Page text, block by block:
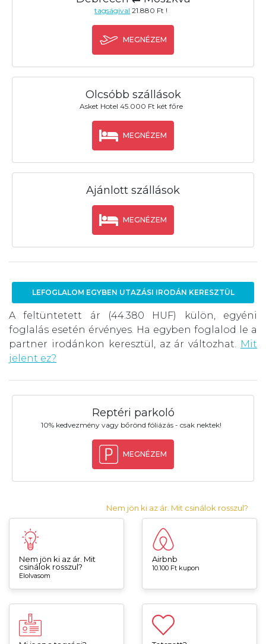
tagságival 21.880 Ft !
MEGNÉZEM
Olcsóbb szállások
Asket Hotel 45.000 Ft két főre
MEGNÉZEM
Ajánlott szállások
MEGNÉZEM
LEFOGLALOM EGYBEN UTAZÁSI IRODÁN KERESZTÜL
A feltüntetett ár (44.380 HUF) külön, egyéni
foglalás esetén érvényes. Ha egyben foglalod le a
partner irodánkon keresztül, az ár változhat. Mit
jelent ez?
Reptéri parkoló
10% kedvezmény vagy bőrönd fóliázás - csak nektek!
MEGNÉZEM
Nem jön ki az ár. Mit csinálok rosszul?
Nem jön ki az ár. Mit
csinálok rosszul?
Elolvasom
Airbnb
10.100 Ft kupon